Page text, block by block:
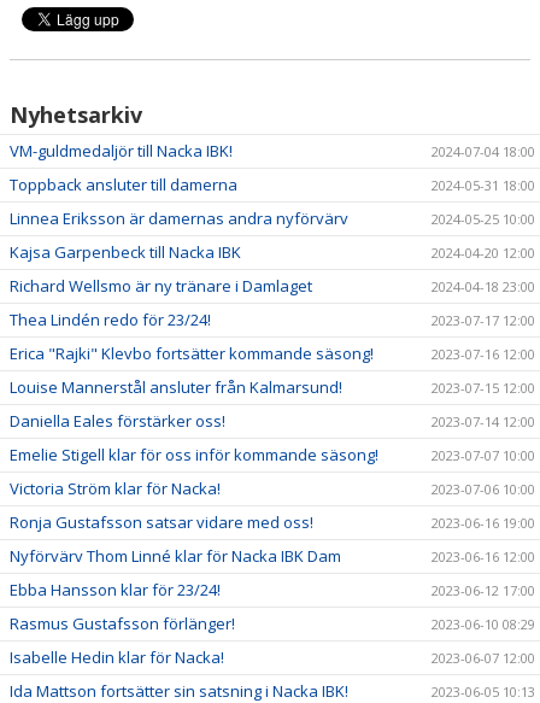
Nyhetsarkiv
VM-guldmedaljör till Nacka IBK! 2024-07-04 18:00
Toppback ansluter till damerna 2024-05-31 18:00
Linnea Eriksson är damernas andra nyförvärv 2024-05-25 10:00
Kajsa Garpenbeck till Nacka IBK 2024-04-20 12:00
Richard Wellsmo är ny tränare i Damlaget 2024-04-18 23:00
Thea Lindén redo för 23/24! 2023-07-17 12:00
Erica "Rajki" Klevbo fortsätter kommande säsong! 2023-07-16 12:00
Louise Mannerstål ansluter från Kalmarsund! 2023-07-15 12:00
Daniella Eales förstärker oss! 2023-07-14 12:00
Emelie Stigell klar för oss inför kommande säsong! 2023-07-07 10:00
Victoria Ström klar för Nacka! 2023-07-06 10:00
Ronja Gustafsson satsar vidare med oss! 2023-06-16 19:00
Nyförvärv Thom Linné klar för Nacka IBK Dam 2023-06-16 12:00
Ebba Hansson klar för 23/24! 2023-06-12 17:00
Rasmus Gustafsson förlänger! 2023-06-10 08:29
Isabelle Hedin klar för Nacka! 2023-06-07 12:00
Ida Mattson fortsätter sin satsning i Nacka IBK! 2023-06-05 10:13